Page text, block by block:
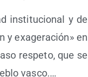
ins­ti­tu­cio­nal y de
y exa­ge­ra­ción» en
res­pe­to, que se
vasco.…